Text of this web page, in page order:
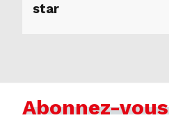
star
Abonnez-vous